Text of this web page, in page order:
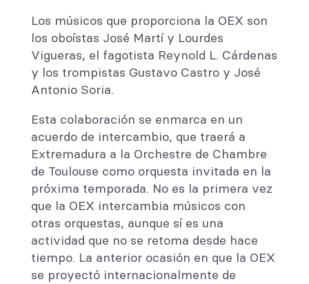
Los músicos que proporciona la OEX son
los oboístas José Martí y Lourdes
Vigueras, el fagotista Reynold L. Cárdenas
y los trompistas Gustavo Castro y José
Antonio Soria.
Esta colaboración se enmarca en un
acuerdo de intercambio, que traerá a
Extremadura a la Orchestre de Chambre
de Toulouse como orquesta invitada en la
próxima temporada. No es la primera vez
que la OEX intercambia músicos con
otras orquestas, aunque sí es una
actividad que no se retoma desde hace
tiempo. La anterior ocasión en que la OEX
se proyectó internacionalmente de